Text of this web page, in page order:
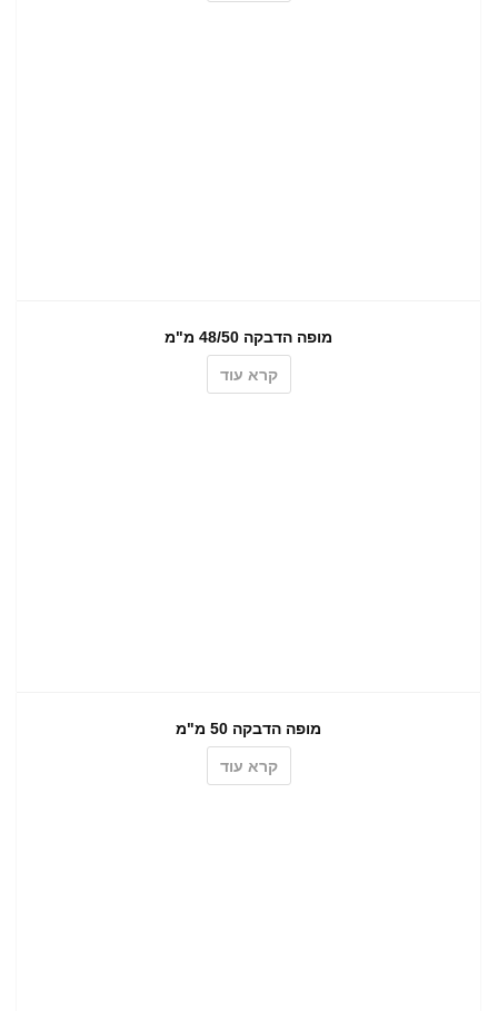
מופה הדבקה 48/50 מ"מ
קרא עוד
מופה הדבקה 50 מ"מ
קרא עוד